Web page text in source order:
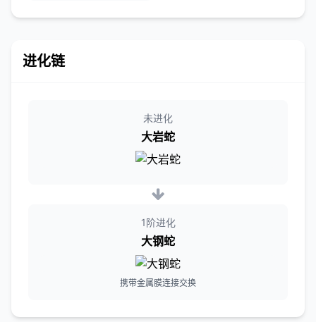
进化链
未进化
大岩蛇
1阶进化
大钢蛇
携带金属膜连接交换